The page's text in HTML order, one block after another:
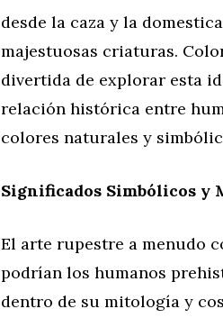
desde la caza y la
majestuosas criaturas.
divertida de explorar esta
relación histórica entre
colores naturales y
Significados Simbólicos y
El arte rupestre a menudo
podrían los humanos
dentro de su mitología y